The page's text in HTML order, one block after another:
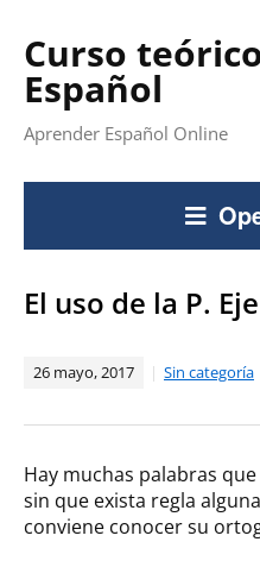
Curso
Español
Aprender Español Online
El uso de la P.
26 mayo, 2017 Sin categoría
Hay muchas palabras
sin que exista regla
conviene conocer su